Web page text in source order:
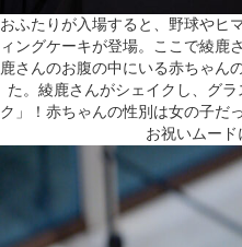
おふたりが入場すると、野球やヒ
ィングケーキが登場。ここで綾鹿
鹿さんのお腹の中にいる赤ちゃん
た。綾鹿さんがシェイクし、グ
ク」！ 赤ちゃんの性別は女の子だ
お祝いムード